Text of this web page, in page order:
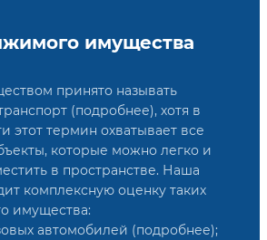
имущества
принято называть
(подробнее), хотя в
этот термин охватывает все
которые можно легко и
в пространстве. Наша
комплексную оценку таких
имущества:
автомобилей (подробнее);